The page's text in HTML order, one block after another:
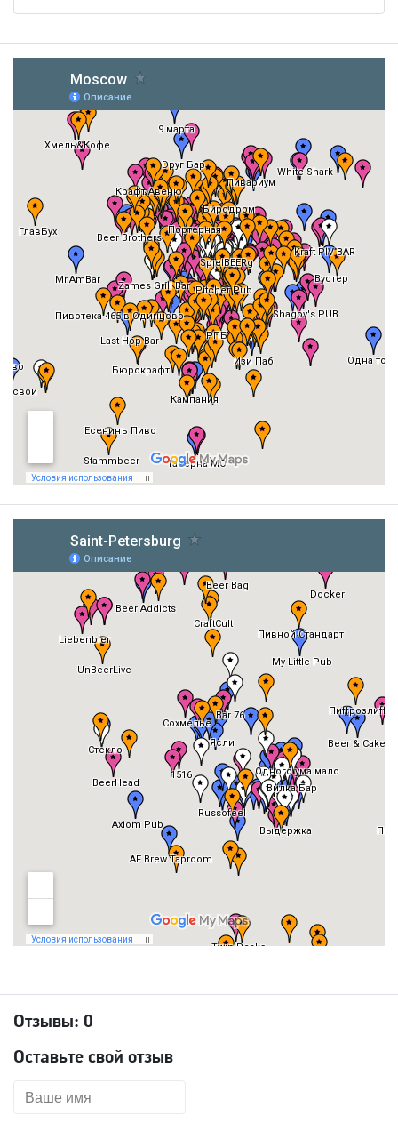
Отзывы: 0
Оставьте свой отзыв